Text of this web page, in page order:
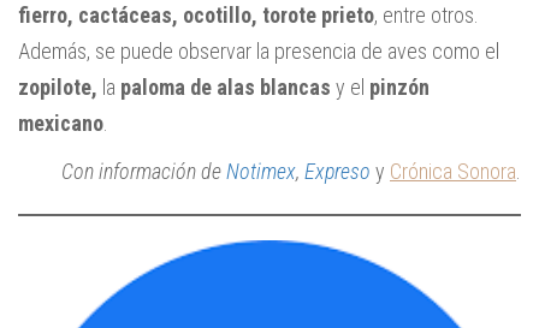
fierro, cactáceas, ocotillo, torote prieto, entre otros.
Además, se puede observar la presencia de aves como el
zopilote, la paloma de alas blancas y el pinzón
mexicano
Con información deNotimex, Expreso y Crónica Sonora